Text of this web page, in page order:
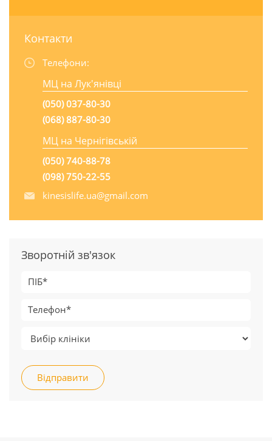
Контакти
Телефони:
МЦ на Лук'янівці
(050) 037-80-30
(068) 887-80-30
МЦ на Чернігівській
(050) 740-88-78
(098) 750-22-55
kinesislife.ua@gmail.com
Зворотній зв'язок
Відправити